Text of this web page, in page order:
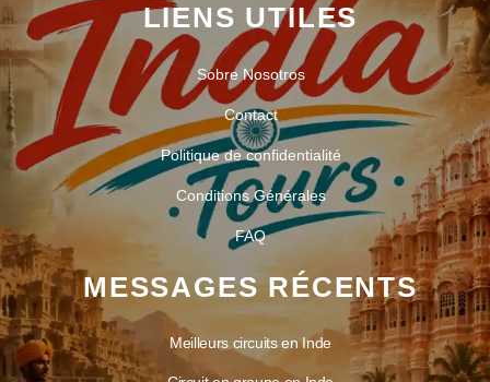
LIENS UTILES
Sobre Nosotros
Contact
Politique de confidentialité
Conditions Générales
FAQ
MESSAGES RÉCENTS
Meilleurs circuits en Inde